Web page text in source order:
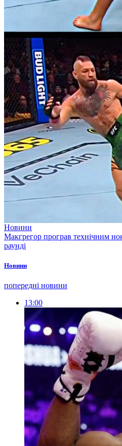
Новини
Макгрегор програв технічним
раунді
Новини
попередні новини
13:00